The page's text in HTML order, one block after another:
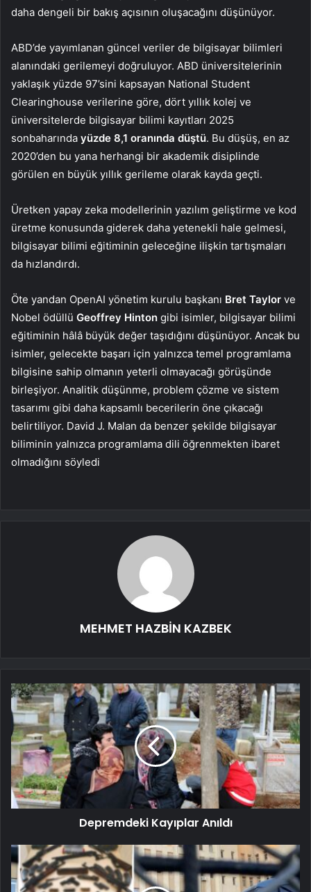
daha dengeli bir bakış açısının oluşacağını düşünüyor.
ABD’de yayımlanan güncel veriler de bilgisayar bilimleri
alanındaki gerilemeyi doğruluyor. ABD üniversitelerinin
yaklaşık yüzde 97’sini kapsayan National Student
Clearinghouse verilerine göre, dört yıllık kolej ve
üniversitelerde bilgisayar bilimi kayıtları 2025
sonbaharında yüzde 8,1 oranında düştü. Bu düşüş, en az
2020’den bu yana herhangi bir akademik disiplinde
görülen en büyük yıllık gerileme olarak kayda geçti.
Üretken yapay zeka modellerinin yazılım geliştirme ve kod
üretme konusunda giderek daha yetenekli hale gelmesi,
bilgisayar bilimi eğitiminin geleceğine ilişkin tartışmaları
da hızlandırdı.
Öte yandan OpenAI yönetim kurulu başkanı Bret Taylor ve
Nobel ödüllü Geoffrey Hinton gibi isimler, bilgisayar bilimi
eğitiminin hâlâ büyük değer taşıdığını düşünüyor. Ancak bu
isimler, gelecekte başarı için yalnızca temel programlama
bilgisine sahip olmanın yeterli olmayacağı görüşünde
birleşiyor. Analitik düşünme, problem çözme ve sistem
tasarımı gibi daha kapsamlı becerilerin öne çıkacağı
belirtiliyor. David J. Malan da benzer şekilde bilgisayar
biliminin yalnızca programlama dili öğrenmekten ibaret
olmadığını söyledi
MEHMET HAZBİN KAZBEK
Depremdeki Kayıplar Anıldı